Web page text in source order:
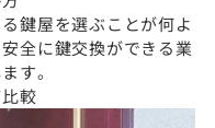
鍵屋を選ぶことが何よ
全に鍵交換ができる業
す。
較